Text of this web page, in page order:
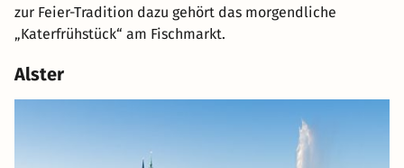
zur Feier-Tradition dazu gehört das morgendliche
„Katerfrühstück“ am Fischmarkt.
Alster